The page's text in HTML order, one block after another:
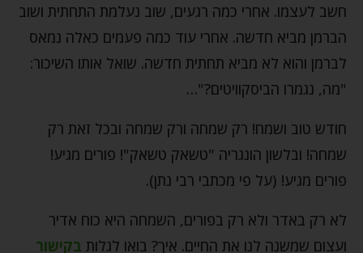
חשב לעצמו. אחרי כמה רגעים, שוב נעלמת התחתית ושוב
הברמן מביא חדשה. אחרי עוד כמה פעמים כאלה נמאס
לברמן והוא לא מביא תחתית חדשה. שואל אותו השיכור:
"מה, נגמרו הביסקוויטים?"…
חודש טוב ושמח! רק שמחה ורק שמחה ובכל זאת רק
שמחה! ובלשון הונגריה "טשאק טשאק"! פורים מגיע!
פורים מגיע! (על פי מכתבי רבי נתן).
לא רק באדר ולא רק בפורים, השמחה היא כוח אדיר
ועצום שמשנה לנו את החיים. איך? בואו לגלות בקישור